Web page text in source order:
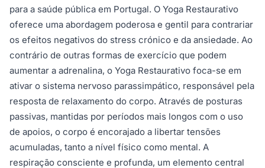
para a saúde pública em Portugal. O Yoga Restaurativo
oferece uma abordagem poderosa e gentil para contrariar
os efeitos negativos do stress crónico e da ansiedade. Ao
contrário de outras formas de exercício que podem
aumentar a adrenalina, o Yoga Restaurativo foca-se em
ativar o sistema nervoso parassimpático, responsável pela
resposta de relaxamento do corpo. Através de posturas
passivas, mantidas por períodos mais longos com o uso
de apoios, o corpo é encorajado a libertar tensões
acumuladas, tanto a nível físico como mental. A
respiração consciente e profunda, um elemento central